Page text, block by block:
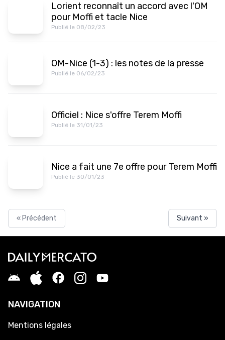
Lorient reconnaît un accord avec l'OM
pour Moffi et tacle Nice
Publié le 08/02/23
OM-Nice (1-3) : les notes de la presse
Publié le 06/02/23
Officiel : Nice s'offre Terem Moffi
Publié le 31/01/23
Nice a fait une 7e offre pour Terem Moffi
Publié le 30/01/23
« Précédent Suivant »
NAVIGATION
Mentions légales